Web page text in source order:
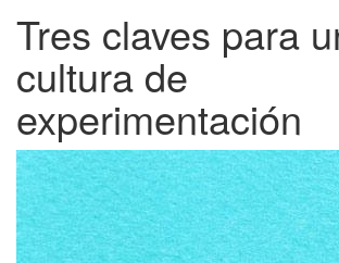
Tres claves para
cultura de
experimentación